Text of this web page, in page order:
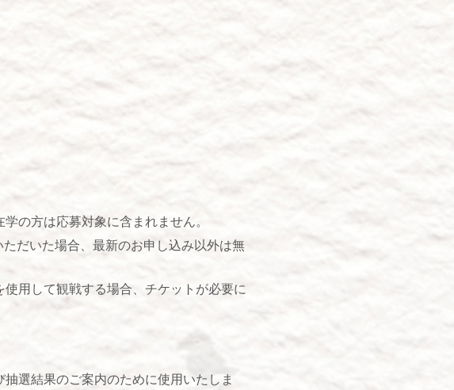
の方は応募対象に含まれません。
だいた場合、最新のお申し込み以外は無
用して観戦する場合、チケットが必要に
選結果のご案内のために使用いたしま